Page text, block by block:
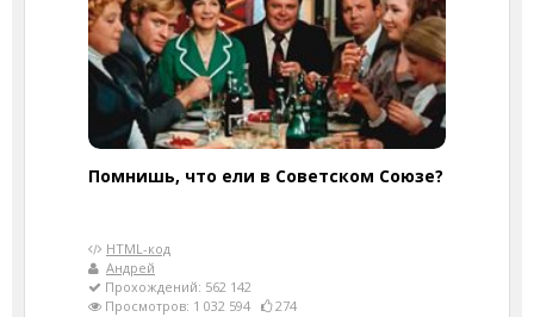
Помнишь, что ели в Советском Союзе?
HTML-код
Андрей
Прохождений: 562 142
Просмотров: 1 032 594
274